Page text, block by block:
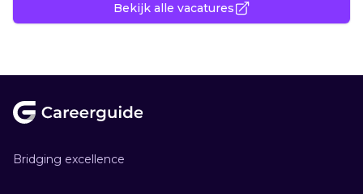
Bekijk alle vacatures
Bridging excellence